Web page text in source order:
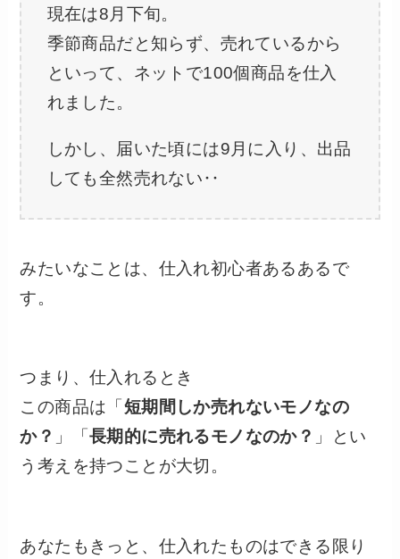
現在は8月下旬。
季節商品だと知らず、売れているから
といって、ネットで100個商品を仕入
れました。
しかし、届いた頃には9月に入り、出品
しても全然売れない‥
みたいなことは、仕入れ初心者あるあるで
す。
つまり、仕入れるとき
この商品は「 短期間しか売れないモノなの
か？ 」「長期的に売れるモノなのか？ 」とい
う考えを持つことが大切。
あなたもきっと、仕入れたものはできる限り